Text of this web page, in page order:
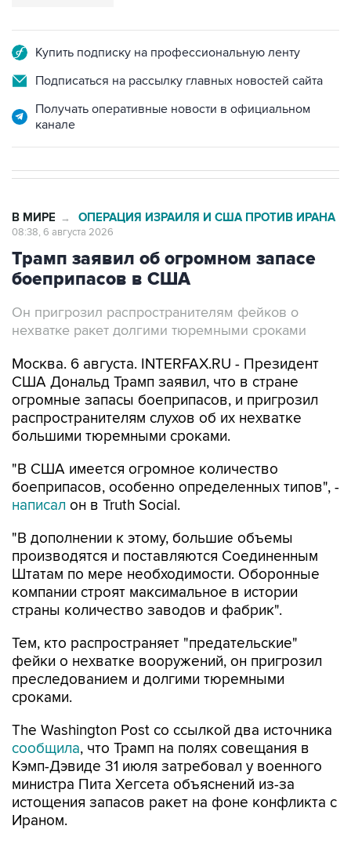
Купить подписку на профессиональную ленту
Подписаться на рассылку главных новостей сайта
Получать оперативные новости в официальном
канале
В МИРЕ → ОПЕРАЦИЯ ИЗРАИЛЯ И США ПРОТИВ ИРАНА
08:38, 6 августа 2026
Трамп заявил об огромном запасе
боеприпасов в США
Он пригрозил распространителям фейков о
нехватке ракет долгими тюремными сроками
Москва. 6 августа. INTERFAX.RU - Президент
США Дональд Трамп заявил, что в стране
огромные запасы боеприпасов, и пригрозил
распространителям слухов об их нехватке
большими тюремными сроками.
"В США имеется огромное количество
боеприпасов, особенно определенных типов", -
написал он в Truth Social.
"В дополнении к этому, большие объемы
производятся и поставляются Соединенным
Штатам по мере необходимости. Оборонные
компании строят максимальное в истории
страны количество заводов и фабрик".
Тем, кто распространяет "предательские"
фейки о нехватке вооружений, он пригрозил
преследованием и долгими тюремными
сроками.
The Washington Post со ссылкой два источника
сообщила, что Трамп на полях совещания в
Кэмп-Дэвиде 31 июля затребовал у военного
министра Пита Хегсета объяснений из-за
истощения запасов ракет на фоне конфликта с
Ираном.